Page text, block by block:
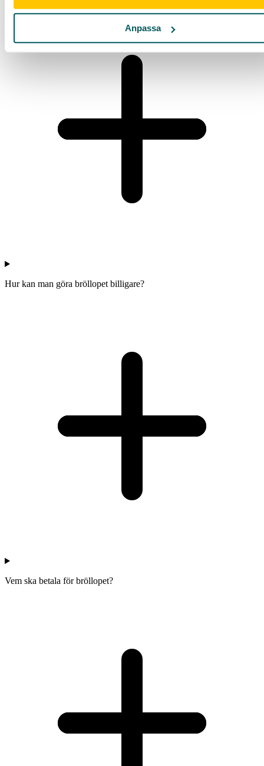
Anpassa
Hur kan man göra bröllopet billigare?
Vem ska betala för bröllopet?